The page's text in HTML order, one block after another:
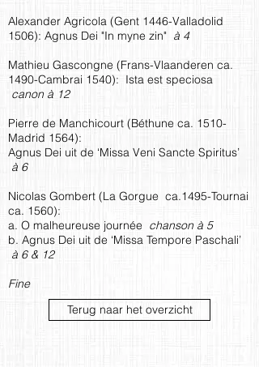
Alexander Agricola (Gent 1446-Valladolid
1506): Agnus Dei "In myne zin" à 4
Mathieu Gascongne (Frans-Vlaanderen ca.
1490-Cambrai 1540): Ista est speciosa
canon à 12
Pierre de Manchicourt (Béthune ca. 1510-
Madrid 1564):
Agnus Dei uit de ‘Missa Veni Sancte Spiritus’
à 6
Nicolas Gombert (La Gorgue ca.1495-Tournai
ca. 1560):
a. O malheureuse journée chanson à 5
b. Agnus Dei uit de ‘Missa Tempore Paschali’
à 6 & 12
Fine
Terug naar het overzicht